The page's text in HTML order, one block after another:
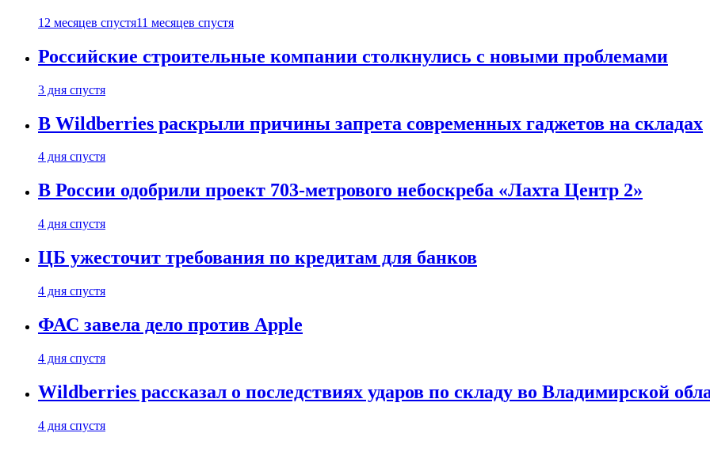
12 месяцев спустя11 месяцев спустя
Российские строительные компании столкнулись с новыми проблемами
3 дня спустя
В Wildberries раскрыли причины запрета современных гаджетов на складах
4 дня спустя
В России одобрили проект 703-метрового небоскреба «Лахта Центр 2»
4 дня спустя
ЦБ ужесточит требования по кредитам для банков
4 дня спустя
ФАС завела дело против Apple
4 дня спустя
Wildberries рассказал о последствиях ударов по складу во Владимирской
4 дня спустя